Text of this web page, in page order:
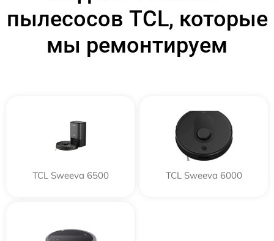
пылесосов TCL, которые
мы ремонтируем
TCL Sweeva 6500 TCL Sweeva 6000